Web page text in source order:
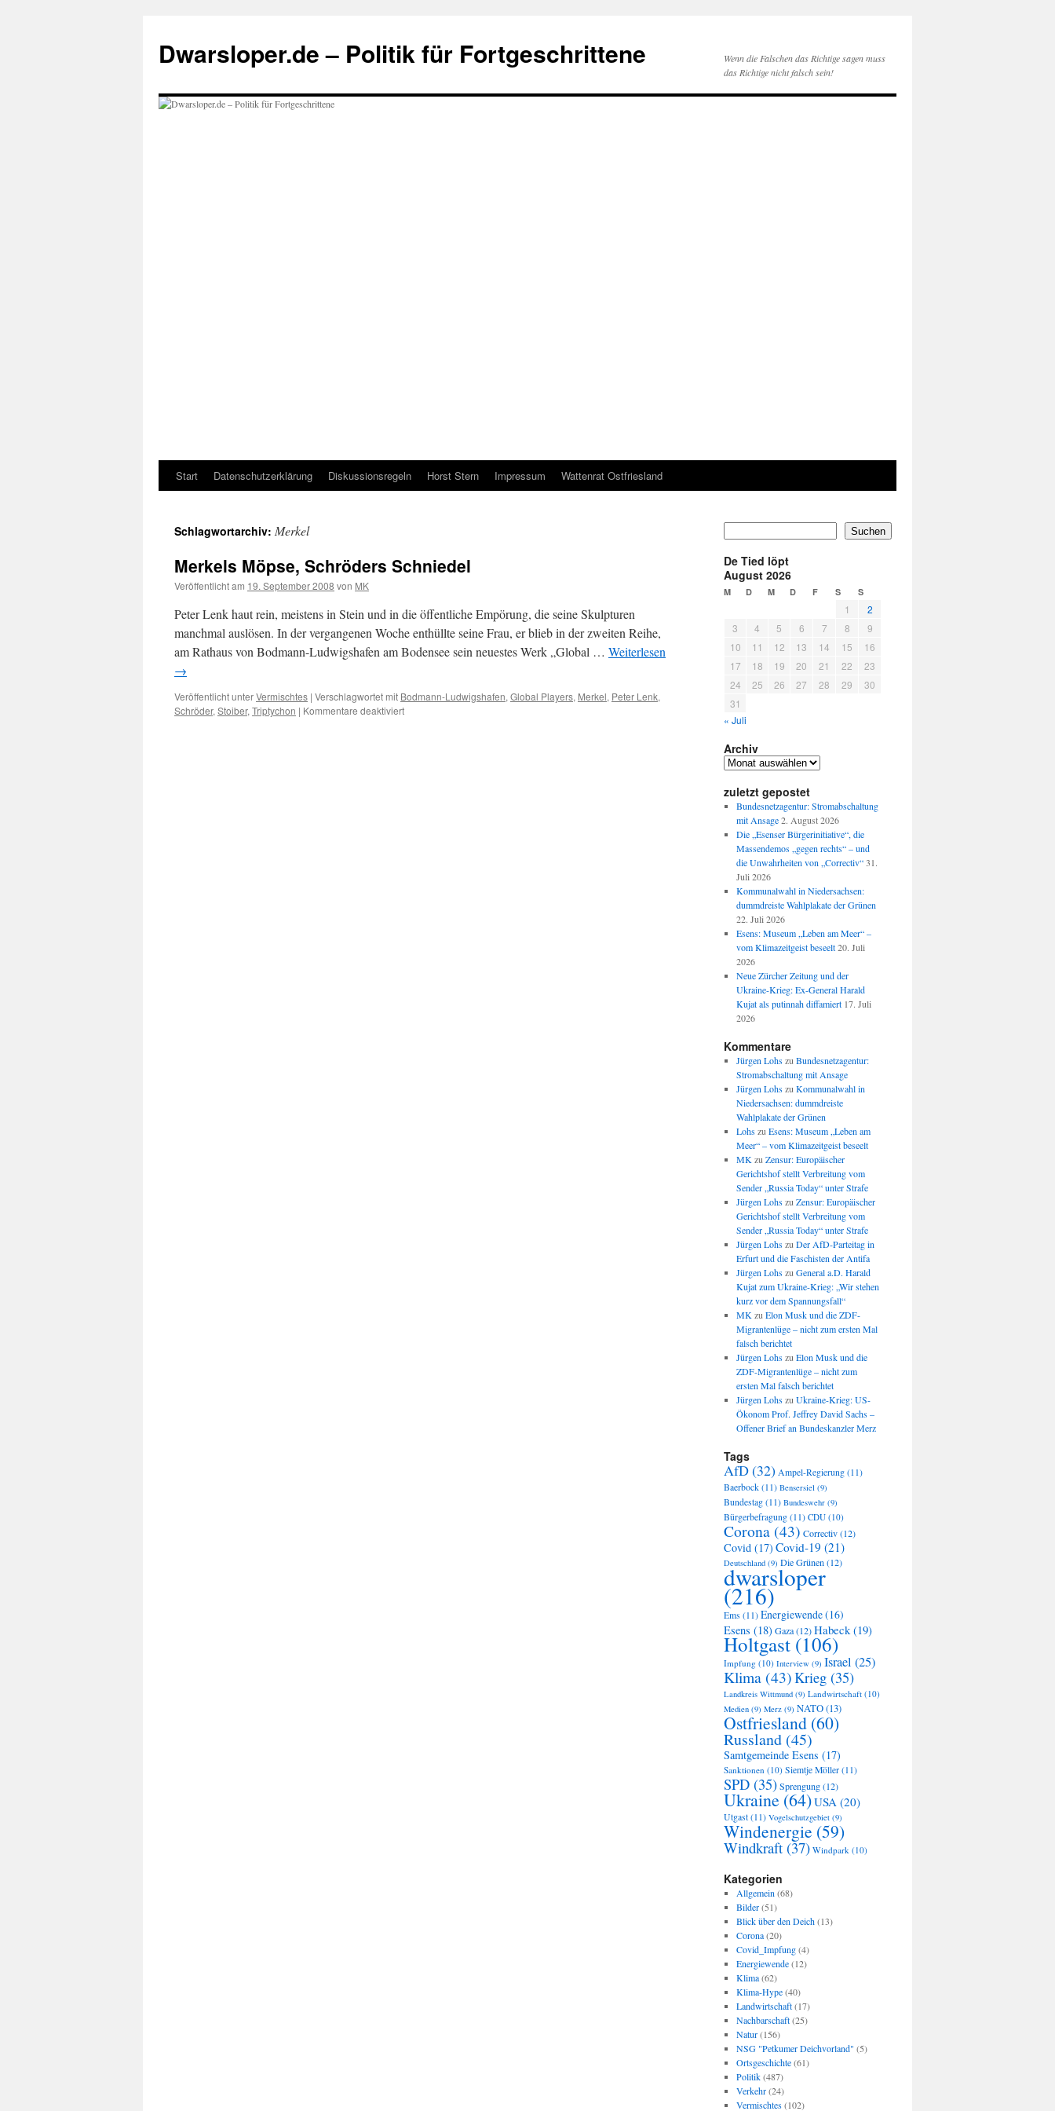
springen
Dwarsloper.de – Politik für Fortgeschrittene
Wenn die Falschen das Richtige sagen muss
das Richtige nicht falsch sein!
Start Datenschutzerklärung Diskussionsregeln Horst Stern Impressum Wattenrat Ostfriesland
Schlagwortarchiv: Merkel
Merkels Möpse, Schröders Schniedel
Veröffentlicht am 19. September 2008 von MK
Peter Lenk haut rein, meistens in Stein und in die öffentliche Empörung, die seine Skulpturen
manchmal auslösen. In der vergangenen Woche enthüllte seine Frau, er blieb in der zweiten Reihe,
am Rathaus von Bodmann-Ludwigshafen am Bodensee sein neuestes Werk „Global … Weiterlesen
→
Veröffentlicht unterVermischtes | Verschlagwortet mit Bodmann-Ludwigshafen, Global Players, Merkel, Peter Lenk,
Schröder, Stoiber, Triptychon | Kommentare deaktiviertfür
Suchen
De Tied löpt
August 2026
M D M D F S S
1
2
3
4 5 6 7 8
9
10
11 12 13 14 15
16
17
18 19 20 21 22
23
24
25 26 27 28 29
30
31
« Juli
Archiv
Archiv
zuletzt gepostet
Bundesnetzagentur: Stromabschaltung
mit Ansage 2. August 2026
Die „Esenser Bürgerinitiative“, die
Massendemos „gegen rechts“ – und
die Unwahrheiten von „Correctiv“ 31.
Juli 2026
Kommunalwahl in Niedersachsen:
dummdreiste Wahlplakate der Grünen
22. Juli 2026
Esens: Museum „Leben am Meer“ –
vom Klimazeitgeist beseelt 20. Juli
2026
Neue Zürcher Zeitung und der
Ukraine-Krieg: Ex-General Harald
Kujat als putinnah diffamiert 17. Juli
2026
Kommentare
Jürgen Lohszu Bundesnetzagentur:
Stromabschaltung mit Ansage
Jürgen Lohszu Kommunalwahl in
Niedersachsen: dummdreiste
Wahlplakate der Grünen
Lohszu Esens: Museum „Leben am
Meer“ – vom Klimazeitgeist beseelt
MK zu Zensur: Europäischer
Gerichtshof stellt Verbreitung vom
Sender „Russia Today“ unter Strafe
Jürgen Lohszu Zensur: Europäischer
Gerichtshof stellt Verbreitung vom
Sender „Russia Today“ unter Strafe
Jürgen Lohszu Der AfD-Parteitag in
Erfurt und die Faschisten der Antifa
Jürgen Lohszu General a.D. Harald
Kujat zum Ukraine-Krieg: „Wir stehen
kurz vor dem Spannungsfall“
MK zu Elon Musk und die ZDF-
Migrantenlüge – nicht zum ersten Mal
falsch berichtet
Jürgen Lohszu Elon Musk und die
ZDF-Migrantenlüge – nicht zum
ersten Mal falsch berichtet
Jürgen Lohszu Ukraine-Krieg: US-
Ökonom Prof. Jeffrey David Sachs –
Offener Brief an Bundeskanzler Merz
Tags
AfD(32) Ampel-Regierung (11)
Baerbock (11) Bensersiel (9)
Bundestag (11) Bundeswehr (9)
Bürgerbefragung (11) CDU (10)
Corona (43) Correctiv(12)
Covid (17) Covid-19 (21)
Deutschland (9) Die Grünen(12)
dwarsloper
(216)
Ems (11) Energiewende(16)
Esens (18)Gaza(12)Habeck(19)
Holtgast (106)
Impfung (10) Interview (9) Israel (25)
Klima (43)Krieg (35)
Landkreis Wittmund (9) Landwirtschaft (10)
Medien (9) Merz (9) NATO(13)
Ostfriesland (60)
Russland (45)
Samtgemeinde Esens (17)
Sanktionen (10) Siemtje Möller (11)
SPD (35)Sprengung(12)
Ukraine (64)USA (20)
Utgast (11) Vogelschutzgebiet (9)
Windenergie (59)
Windkraft (37) Windpark (10)
Kategorien
Allgemein (68)
Bilder(51)
Blick über den Deich(13)
Corona(20)
Covid_Impfung(4)
Energiewende(12)
Klima(62)
Klima-Hype(40)
Landwirtschaft(17)
Nachbarschaft(25)
Natur(156)
NSG "Petkumer Deichvorland" (5)
Ortsgeschichte(61)
Politik(487)
Verkehr(24)
Vermischtes(102)